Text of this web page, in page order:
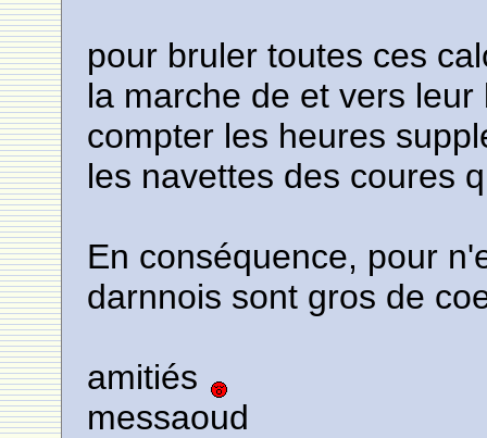
pour bruler toutes ces
la marche de et vers
compter les heures
les navettes des coures
En conséquence, pour
darnnois sont gros de
amitiés
messaoud